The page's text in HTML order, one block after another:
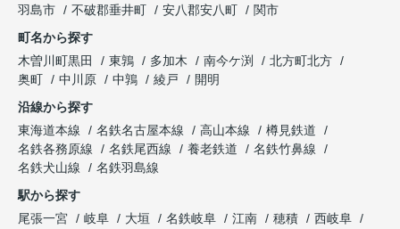
羽島市
不破郡垂井町 安八郡安八町
関市
町名から探す
木曽川町黒田
東鶉 多加木 南今ケ渕
北方町北方
奥町
中川原 中鶉 綾戸
開明
沿線から探す
東海道本線
名鉄名古屋本線 高山本線
樽見鉄道
名鉄各務原線
名鉄尾西線 養老鉄道
名鉄竹鼻線
名鉄犬山線
名鉄羽島線
駅から探す
尾張一宮
岐阜 大垣 名鉄岐阜 江南 穂積
西岐阜